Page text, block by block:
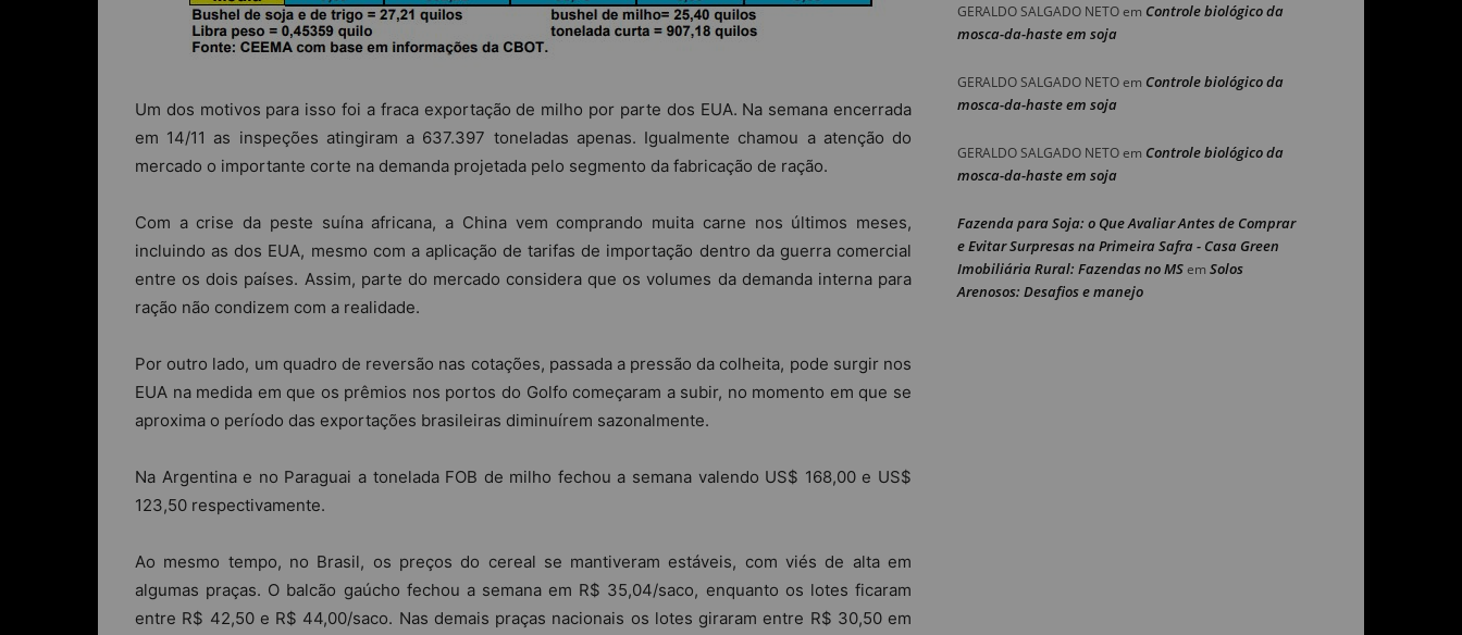
Um dos motivos para isso foi a fraca exportação de milho por parte dos EUA. Na semana encerrada
em 14/11 as inspeções atingiram a 637.397 toneladas apenas. Igualmente chamou a atenção do
mercado o importante corte na demanda projetada pelo segmento da fabricação de ração.
Com a crise da peste suína africana, a China vem comprando muita carne nos últimos meses,
incluindo as dos EUA, mesmo com a aplicação de tarifas de importação dentro da guerra comercial
entre os dois países. Assim, parte do mercado considera que os volumes da demanda interna para
ração não condizem com a realidade.
Por outro lado, um quadro de reversão nas cotações, passada a pressão da colheita, pode surgir nos
EUA na medida em que os prêmios nos portos do Golfo começaram a subir, no momento em que se
aproxima o período das exportações brasileiras diminuírem sazonalmente.
Na Argentina e no Paraguai a tonelada FOB de milho fechou a semana valendo US$ 168,00 e US$
123,50 respectivamente.
Ao mesmo tempo, no Brasil, os preços do cereal se mantiveram estáveis, com viés de alta em
algumas praças. O balcão gaúcho fechou a semana em R$ 35,04/saco, enquanto os lotes ficaram
entre R$ 42,50 e R$ 44,00/saco. Nas demais praças nacionais os lotes giraram entre R$ 30,50 em
GERALDO SALGADO NETOem Controle biológico da
mosca-da-haste em soja
GERALDO SALGADO NETOem Controle biológico da
mosca-da-haste em soja
GERALDO SALGADO NETOem Controle biológico da
mosca-da-haste em soja
Fazenda para Soja: o Que Avaliar Antes de Comprar
e Evitar Surpresas na Primeira Safra - Casa Green
Imobiliária Rural: Fazendas no MSem Solos
Arenosos: Desafios e manejo